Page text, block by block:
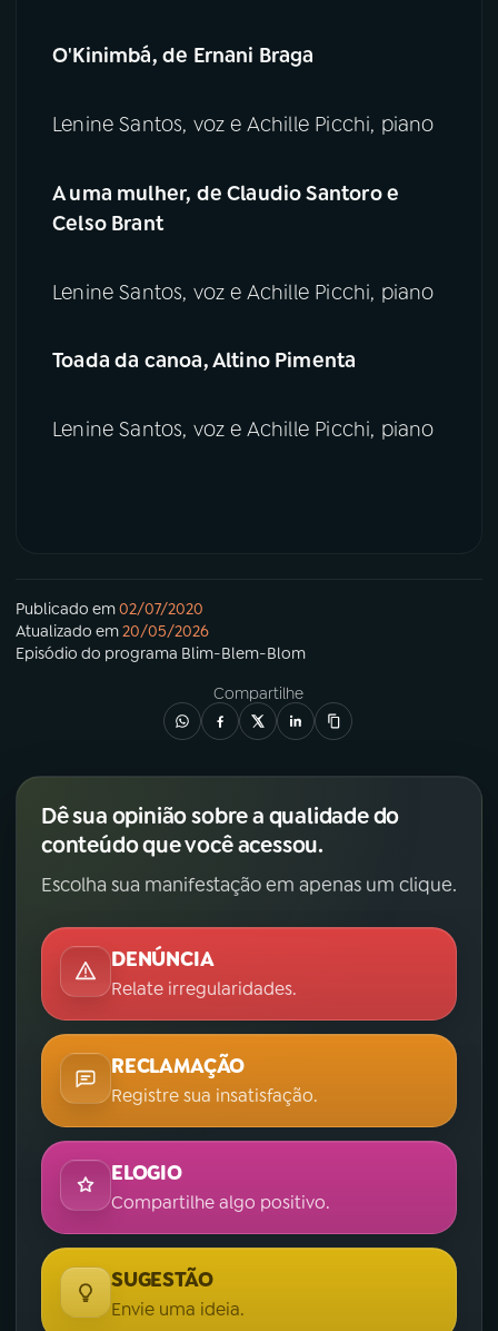
O'Kinimbá, de Ernani Braga
Lenine Santos, voz e Achille Picchi, piano
A uma mulher, de Claudio Santoro e
Celso Brant
Lenine Santos, voz e Achille Picchi, piano
Toada da canoa, Altino Pimenta
Lenine Santos, voz e Achille Picchi, piano
Publicado em02/07/2020
Atualizado em20/05/2026
Episódio do programa Blim-Blem-Blom
Compartilhe
Dê sua opinião sobre a qualidade do
conteúdo que você acessou.
Escolha sua manifestação em apenas um clique.
DENÚNCIA
Relate irregularidades.
RECLAMAÇÃO
Registre sua insatisfação.
ELOGIO
Compartilhe algo positivo.
SUGESTÃO
Envie uma ideia.